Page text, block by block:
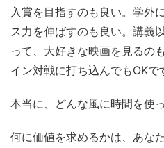
入賞を目指すのも良い。学外
ス力を伸ばすのも良い。講義
って、大好きな映画を見るの
イン対戦に打ち込んでもOKで
本当に、どんな風に時間を使
何に価値を求めるかは、あな